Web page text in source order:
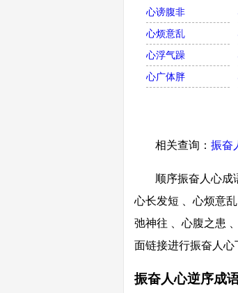
心谤腹非
心烦意乱
心浮气躁
心广体胖
相关查询： 振奋
顺序振奋人心成
心长发短 、心烦意
弛神往 、心腹之患
面链接进行振奋人心
振奋人心逆序成